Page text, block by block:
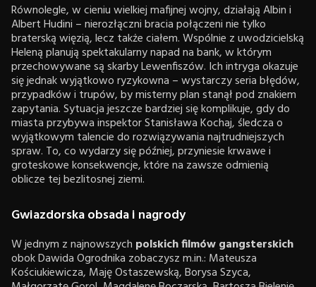
Równolegle, w cieniu wielkiej mafijnej wojny, działają Albin i
Albert Hudini – nierozłączni bracia połączeni nie tylko
braterską więzią, lecz także ciałem. Wspólnie z uwodzicielską
Heleną planują spektakularny napad na bank, w którym
przechowywane są skarby Lewenfiszów. Ich intryga okazuje
się jednak wyjątkowo ryzykowna – wystarczy seria błędów,
przypadków i trupów, by misterny plan stanął pod znakiem
zapytania. Sytuacja jeszcze bardziej się komplikuje, gdy do
miasta przybywa inspektor Stanisława Kochaj, śledcza o
wyjątkowym talencie do rozwiązywania najtrudniejszych
spraw. To, co wydarzy się później, przyniesie krwawe i
groteskowe konsekwencje, które na zawsze odmienią
oblicze tej bezlitosnej ziemi.
Gwiazdorska obsada i nagrody
W jednym z najnowszych polskich filmów gangsterskich
obok Dawida Ogrodnika zobaczysz m.in.: Mateusza
Kościukiewicza, Maję Ostaszewską, Borysa Szyca,